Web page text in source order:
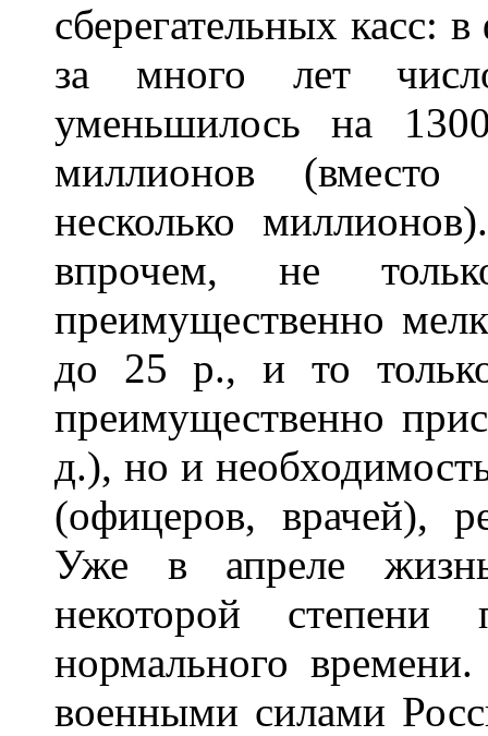
сберегательных касс:
за много лет
уменьшилось на
миллионов (вместо
несколько
впрочем, не
преимущественно
до 25 р., и то
преимущественно
д.), но и
(офицеров, врачей),
Уже в апреле
некоторой степени
нормального
военными силами